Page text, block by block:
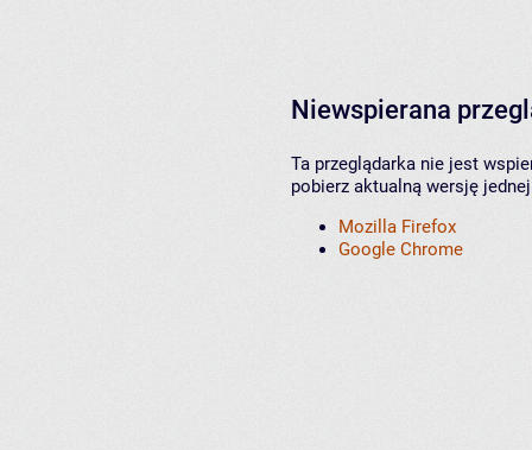
Niewspierana
Ta przeglądarka nie jest
pobierz aktualną wersję
Mozilla Firefox
Google Chrome